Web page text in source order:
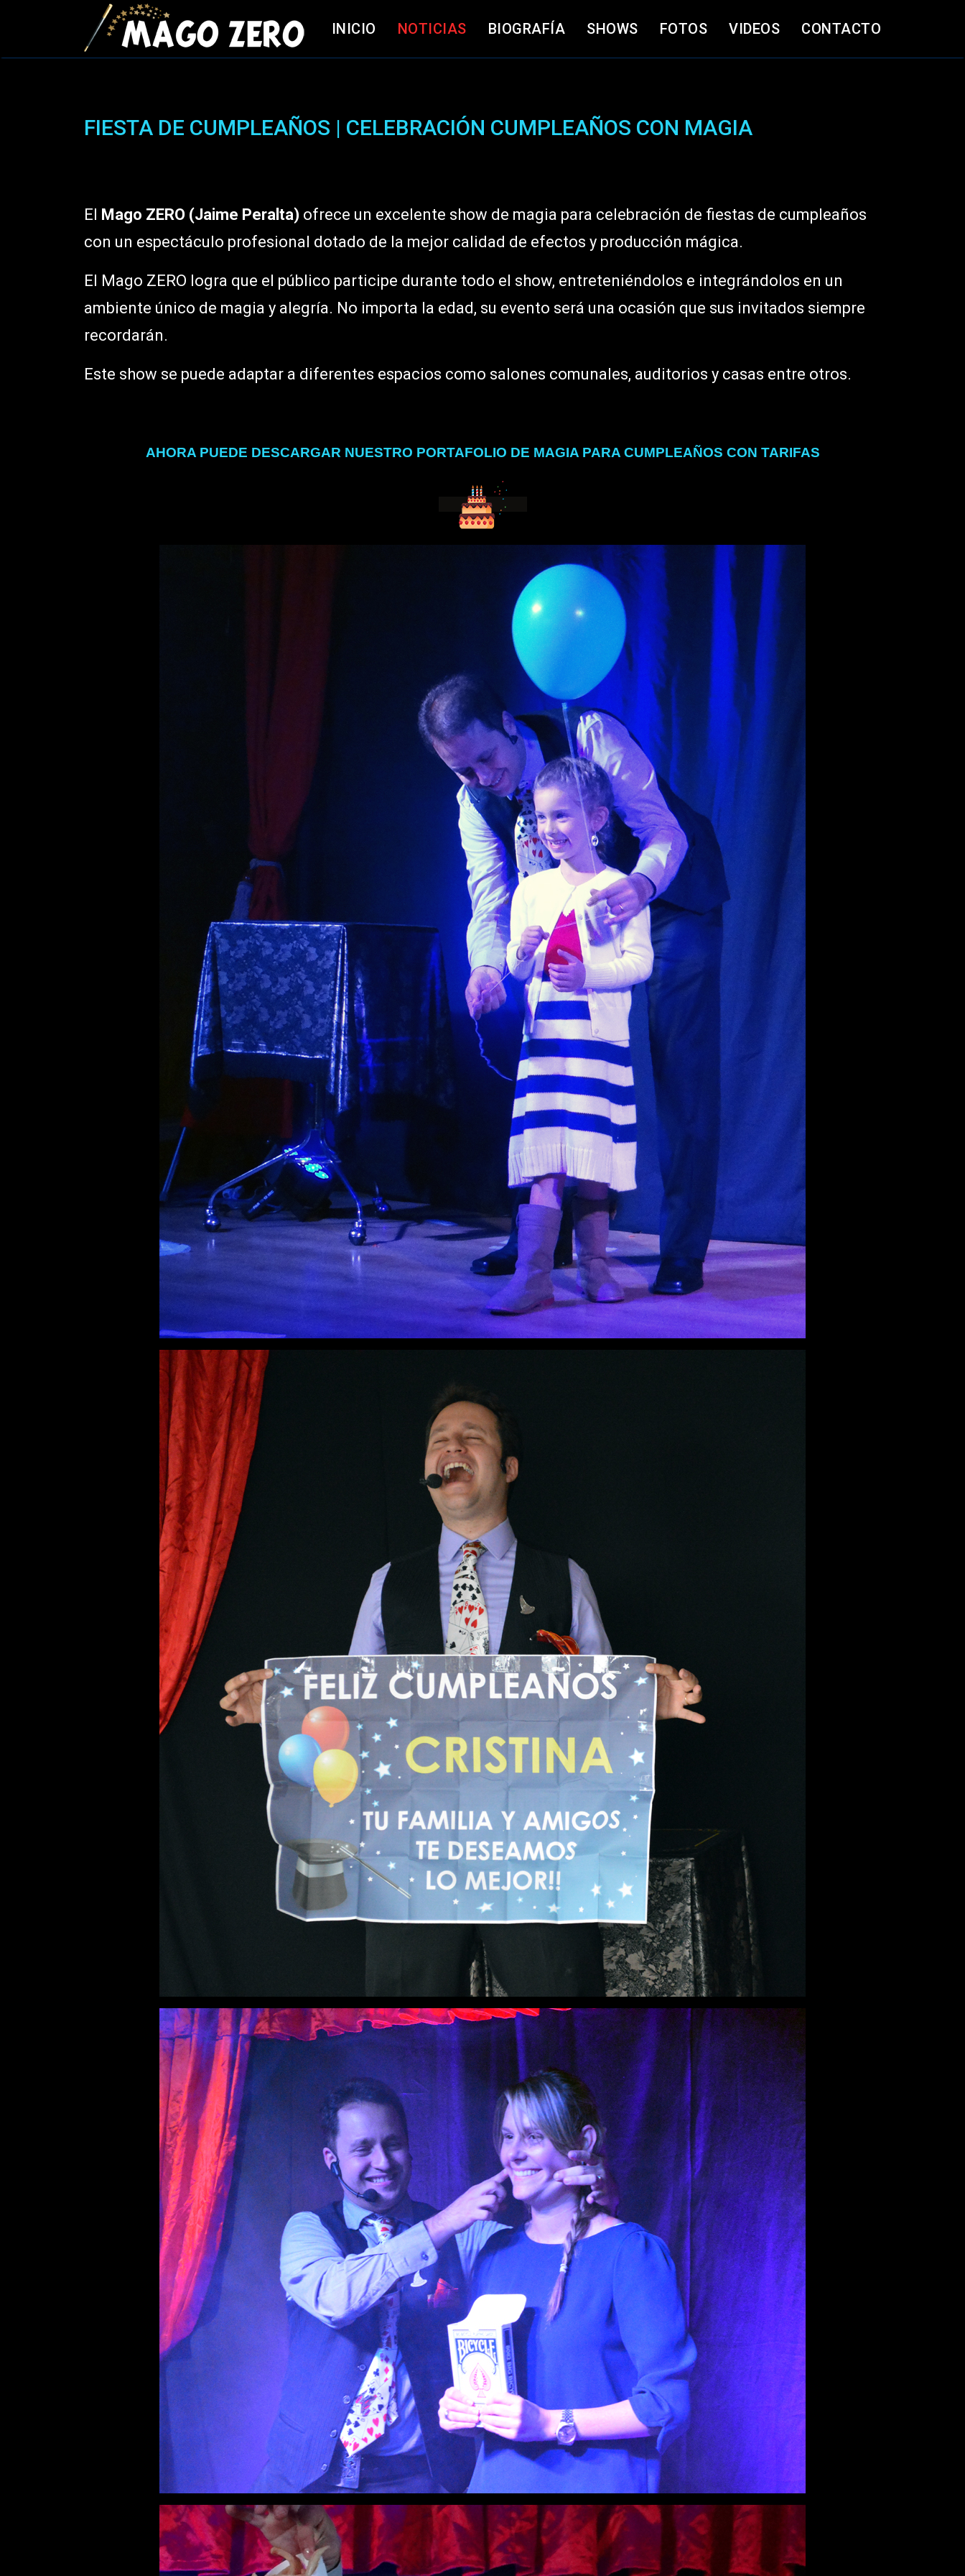
INICIO NOTICIAS BIOGRAFÍA SHOWS FOTOS VIDEOS CONTACTO
FIESTA DE CUMPLEAÑOS | CELEBRACIÓN CUMPLEAÑOS CON MAGIA
El Mago ZERO (Jaime Peralta) ofrece un excelente show de magia para celebración de fiestas de cumpleaños
con un espectáculo profesional dotado de la mejor calidad de efectos y producción mágica.
El Mago ZERO logra que el público participe durante todo el show, entreteniéndolos e integrándolos en un
ambiente único de magia y alegría. No importa la edad, su evento será una ocasión que sus invitados siempre
recordarán.
Este show se puede adaptar a diferentes espacios como salones comunales, auditorios y casas entre otros.
AHORA PUEDE DESCARGAR NUESTRO PORTAFOLIO DE MAGIA PARA CUMPLEAÑOS CON TARIFAS